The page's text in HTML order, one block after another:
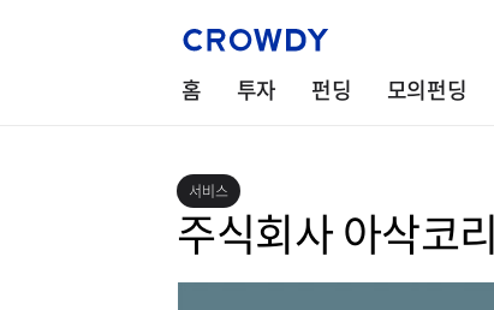
홈 투자 펀딩 모의펀딩
서비스
주식회사 아삭코